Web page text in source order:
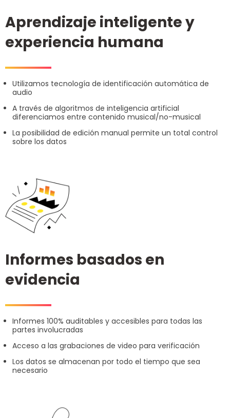
Aprendizaje inteligente y
experiencia humana
Utilizamos tecnología de identificación automática de
audio
A través de algoritmos de inteligencia artificial
diferenciamos entre contenido musical/no-musical
La posibilidad de edición manual permite un total control
sobre los datos
Informes basados en
evidencia
Informes 100% auditables y accesibles para todas las
partes involucradas
Acceso a las grabaciones de video para verificación
Los datos se almacenan por todo el tiempo que sea
necesario